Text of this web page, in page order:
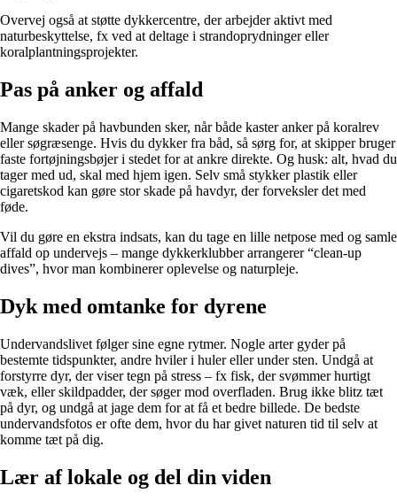
Overvej også at støtte dykkercentre, der arbejder aktivt med
naturbeskyttelse, fx ved at deltage i strandoprydninger eller
koralplantningsprojekter.
Pas på anker og affald
Mange skader på havbunden sker, når både kaster anker på koralrev
eller søgræsenge. Hvis du dykker fra båd, så sørg for, at skipper bruger
faste fortøjningsbøjer i stedet for at ankre direkte. Og husk: alt, hvad du
tager med ud, skal med hjem igen. Selv små stykker plastik eller
cigaretskod kan gøre stor skade på havdyr, der forveksler det med
føde.
Vil du gøre en ekstra indsats, kan du tage en lille netpose med og samle
affald op undervejs – mange dykkerklubber arrangerer “clean-up
dives”, hvor man kombinerer oplevelse og naturpleje.
Dyk med omtanke for dyrene
Undervandslivet følger sine egne rytmer. Nogle arter gyder på
bestemte tidspunkter, andre hviler i huler eller under sten. Undgå at
forstyrre dyr, der viser tegn på stress – fx fisk, der svømmer hurtigt
væk, eller skildpadder, der søger mod overfladen. Brug ikke blitz tæt
på dyr, og undgå at jage dem for at få et bedre billede. De bedste
undervandsfotos er ofte dem, hvor du har givet naturen tid til selv at
komme tæt på dig.
Lær af lokale og del din viden